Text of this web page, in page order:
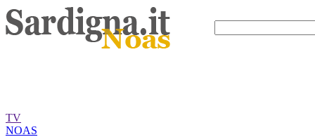
TV
NOAS